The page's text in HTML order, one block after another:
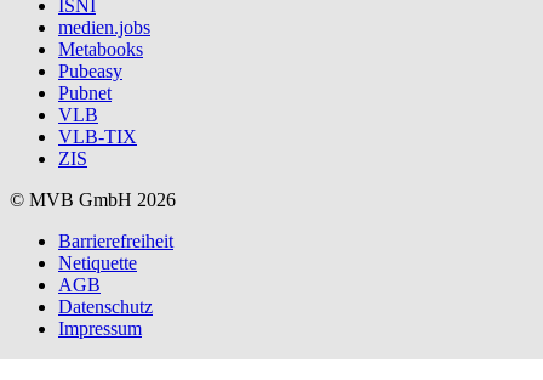
ISNI
medien.jobs
Metabooks
Pubeasy
Pubnet
VLB
VLB-TIX
ZIS
© MVB GmbH 2026
Barrierefreiheit
Netiquette
AGB
Datenschutz
Impressum